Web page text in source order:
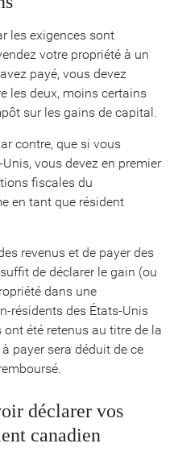
les exigences sont
votre propriété à un
payé, vous devez
les deux, moins certains
sur les gains de capital.
contre, que si vous
vous devez en premier
fiscales du
en tant que résident
revenus et de payer des
de déclarer le gain (ou
dans une
résidents des États-Unis
été retenus au titre de la
payer sera déduit de ce
déclarer vos
canadien